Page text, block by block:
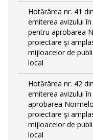
Hotărârea nr. 41
emiterea avizului
pentru aprobarea
proiectare şi
mijloacelor de
local
Hotărârea nr. 42
emiterea avizului
aprobarea
proiectare şi
mijloacelor de
local